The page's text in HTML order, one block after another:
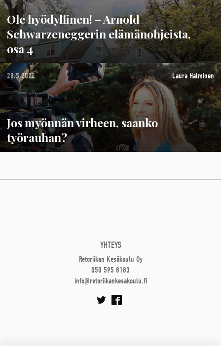
Ole hyödyllinen! – Arnold
Schwarzeneggerin elämänohjeista,
osa 4
28.5.2024 Laura Halminen
Jos myönnän virheen, saanko
työrauhan?
YHTEYS
Retoriikan Kesäkoulu Oy
050 595 8183
info@retoriikankesakoulu.fi